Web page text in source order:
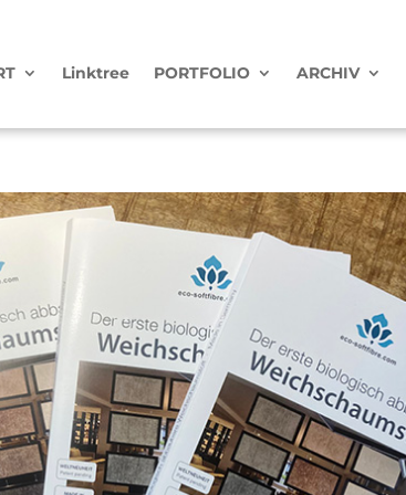
Linktree PORTFOLIO ARCHIV